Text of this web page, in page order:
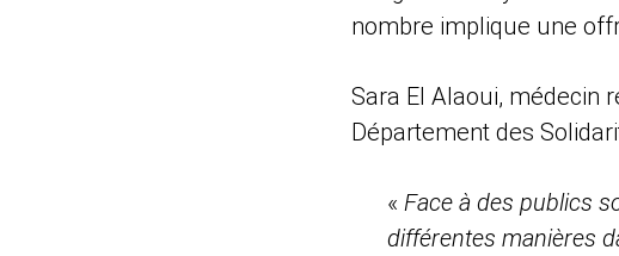
nombre implique une
Sara El Alaoui, médecin
Département des
« Face à des publics
différentes manières